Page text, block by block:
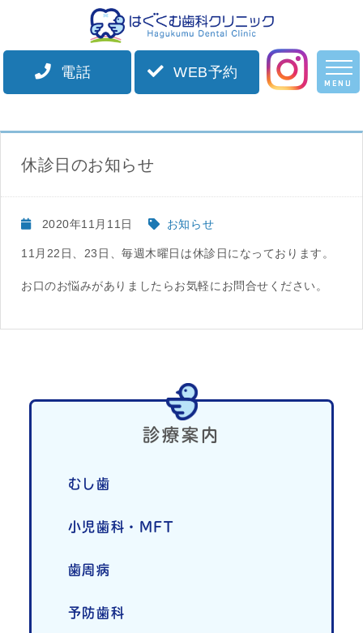
電話 WEB予約
MENU
施設案内
採用情報
HOME スタッフブログ 休診日のお知らせ
休診日のお知らせ
2020年11月11日 お知らせ
11月22日、23日、毎週木曜日は休診日になっております。
お口のお悩みがありましたらお気軽にお問合せください。
診療案内
むし歯
小児歯科・MFT
歯周病
予防歯科